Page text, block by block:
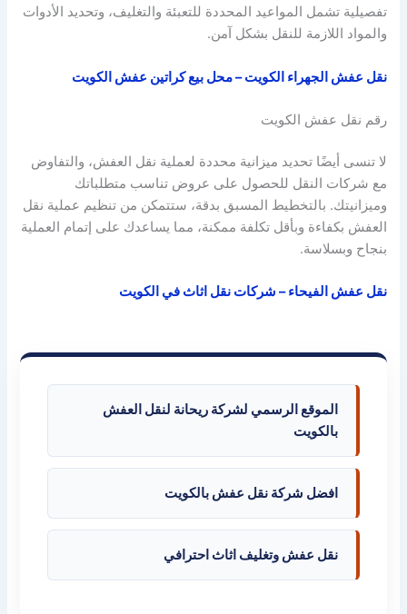
تفصيلية تشمل المواعيد المحددة للتعبئة والتغليف، وتحديد الأدوات
والمواد اللازمة للنقل بشكل آمن.
نقل عفش الجهراء الكويت – محل بيع كراتين عفش الكويت
رقم نقل عفش الكويت
لا تنسى أيضًا تحديد ميزانية محددة لعملية نقل العفش، والتفاوض
مع شركات النقل للحصول على عروض تناسب متطلباتك
وميزانيتك. بالتخطيط المسبق بدقة، ستتمكن من تنظيم عملية نقل
العفش بكفاءة وبأقل تكلفة ممكنة، مما يساعدك على إتمام العملية
بنجاح وبسلاسة.
نقل عفش الفيحاء – شركات نقل اثاث في الكويت
الموقع الرسمي لشركة ريحانة لنقل العفش
بالكويت
افضل شركة نقل عفش بالكويت
نقل عفش وتغليف اثاث احترافي